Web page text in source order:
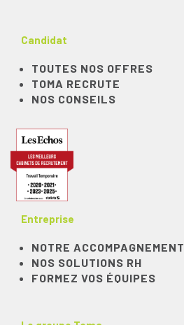
Candidat
TOUTES NOS OFFRES
TOMA RECRUTE
NOS CONSEILS
Entreprise
NOTRE ACCOMPAGNEMENT
NOS SOLUTIONS RH
FORMEZ VOS ÉQUIPES